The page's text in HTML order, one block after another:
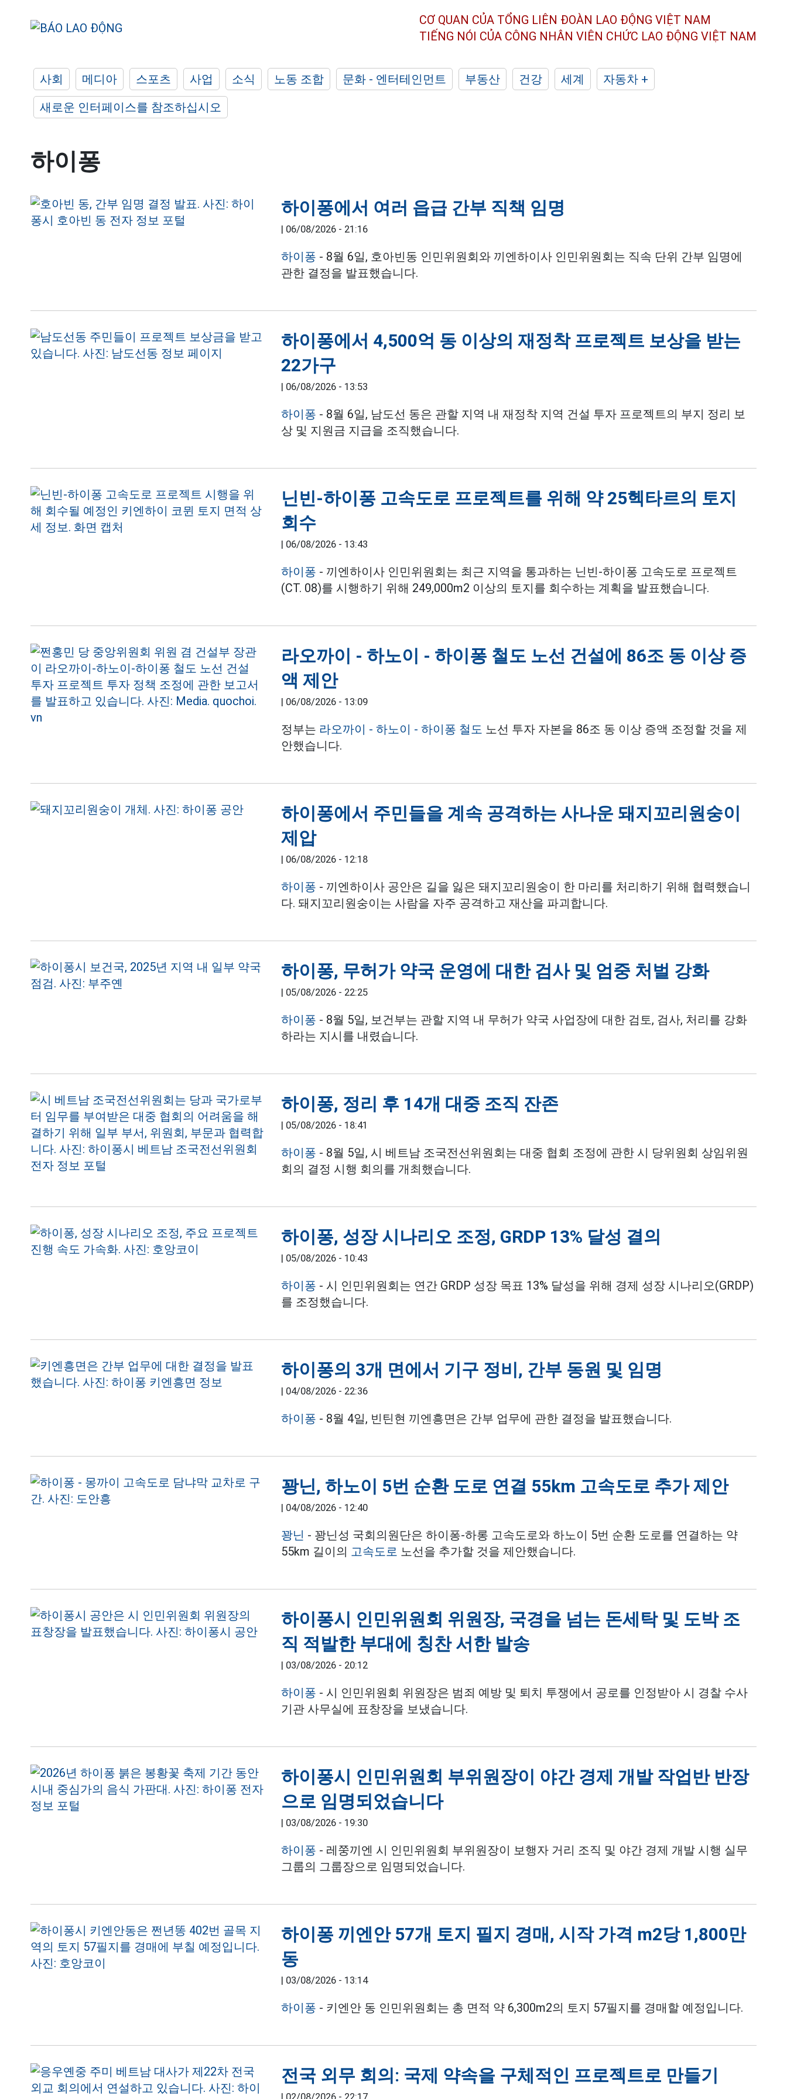
CƠ QUAN CỦA TỔNG LIÊN ĐOÀN LAO ĐỘNG VIỆT NAM
TIẾNG NÓI CỦA CÔNG NHÂN VIÊN CHỨC LAO ĐỘNG VIỆT NAM
사회 메디아 스포츠 사업 소식 노동 조합 문화 - 엔터테인먼트 부동산 건강 세계
자동차 +
새로운 인터페이스를 참조하십시오
하이퐁
하이퐁에서 여러 읍급 간부 직책 임명
| 06/08/2026 - 21:16
하이퐁 - 8월 6일, 호아빈동 인민위원회와 끼엔하이사 인민위원회는 직속 단위 간부 임명에
관한 결정을 발표했습니다.
하이퐁에서 4,500억 동 이상의 재정착 프로젝트 보상을 받는
22가구
| 06/08/2026 - 13:53
하이퐁 - 8월 6일, 남도선 동은 관할 지역 내 재정착 지역 건설 투자 프로젝트의 부지 정리 보
상 및 지원금 지급을 조직했습니다.
닌빈-하이퐁 고속도로 프로젝트를 위해 약 25헥타르의 토지
회수
| 06/08/2026 - 13:43
하이퐁 - 끼엔하이사 인민위원회는 최근 지역을 통과하는 닌빈-하이퐁 고속도로 프로젝트
(CT. 08)를 시행하기 위해 249,000m2 이상의 토지를 회수하는 계획을 발표했습니다.
라오까이 - 하노이 - 하이퐁 철도 노선 건설에 86조 동 이상 증
액 제안
| 06/08/2026 - 13:09
정부는 라오까이 - 하노이 - 하이퐁 철도 노선 투자 자본을 86조 동 이상 증액 조정할 것을 제
안했습니다.
하이퐁에서 주민들을 계속 공격하는 사나운 돼지꼬리원숭이
제압
| 06/08/2026 - 12:18
하이퐁 - 끼엔하이사 공안은 길을 잃은 돼지꼬리원숭이 한 마리를 처리하기 위해 협력했습니
다. 돼지꼬리원숭이는 사람을 자주 공격하고 재산을 파괴합니다.
하이퐁, 무허가 약국 운영에 대한 검사 및 엄중 처벌 강화
| 05/08/2026 - 22:25
하이퐁 - 8월 5일, 보건부는 관할 지역 내 무허가 약국 사업장에 대한 검토, 검사, 처리를 강화
하라는 지시를 내렸습니다.
하이퐁, 정리 후 14개 대중 조직 잔존
| 05/08/2026 - 18:41
하이퐁 - 8월 5일, 시 베트남 조국전선위원회는 대중 협회 조정에 관한 시 당위원회 상임위원
회의 결정 시행 회의를 개최했습니다.
하이퐁, 성장 시나리오 조정, GRDP 13% 달성 결의
| 05/08/2026 - 10:43
하이퐁 - 시 인민위원회는 연간 GRDP 성장 목표 13% 달성을 위해 경제 성장 시나리오(GRDP)
를 조정했습니다.
하이퐁의 3개 면에서 기구 정비, 간부 동원 및 임명
| 04/08/2026 - 22:36
하이퐁 - 8월 4일, 빈틴현 끼엔흥면은 간부 업무에 관한 결정을 발표했습니다.
꽝닌, 하노이 5번 순환 도로 연결 55km 고속도로 추가 제안
| 04/08/2026 - 12:40
꽝닌 - 꽝닌성 국회의원단은 하이퐁-하롱 고속도로와 하노이 5번 순환 도로를 연결하는 약
55km 길이의 고속도로 노선을 추가할 것을 제안했습니다.
하이퐁시 인민위원회 위원장, 국경을 넘는 돈세탁 및 도박 조
직 적발한 부대에 칭찬 서한 발송
| 03/08/2026 - 20:12
하이퐁 - 시 인민위원회 위원장은 범죄 예방 및 퇴치 투쟁에서 공로를 인정받아 시 경찰 수사
기관 사무실에 표창장을 보냈습니다.
하이퐁시 인민위원회 부위원장이 야간 경제 개발 작업반 반장
으로 임명되었습니다
| 03/08/2026 - 19:30
하이퐁 - 레쭝끼엔 시 인민위원회 부위원장이 보행자 거리 조직 및 야간 경제 개발 시행 실무
그룹의 그룹장으로 임명되었습니다.
하이퐁 끼엔안 57개 토지 필지 경매, 시작 가격 m2당 1,800만
동
| 03/08/2026 - 13:14
하이퐁 - 키엔안 동 인민위원회는 총 면적 약 6,300m2의 토지 57필지를 경매할 예정입니다.
전국 외무 회의: 국제 약속을 구체적인 프로젝트로 만들기